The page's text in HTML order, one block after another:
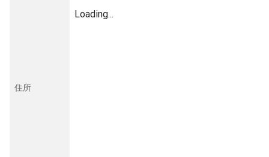
住所
Loading...